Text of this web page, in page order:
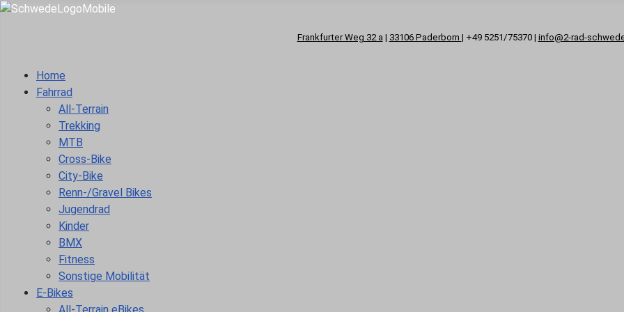
Frankfurter Weg 32 a | 33106 Paderborn | +49 5251/75370 | info@2-rad-
Home
Fahrrad
All-Terrain
Trekking
MTB
Cross-Bike
City-Bike
Renn-/Gravel Bikes
Jugendrad
Kinder
BMX
Fitness
Sonstige Mobilität
E-Bikes